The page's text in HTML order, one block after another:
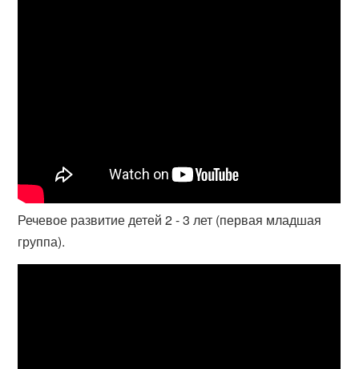
Речевое развитие детей 2 - 3 лет (первая младшая
группа).